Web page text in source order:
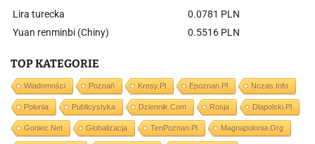
Lira turecka
0.0781 PLN
Yuan renminbi (Chiny)
0.5516 PLN
TOP KATEGORIE
Wiadomości Poznań Kresy.pl Epoznan.pl Nczas.info
Polonia Publicystyka Dziennik.com Rosja Dlapolski.pl
Goniec.net Globalizacja TenPoznan.pl Magnapolonia.org